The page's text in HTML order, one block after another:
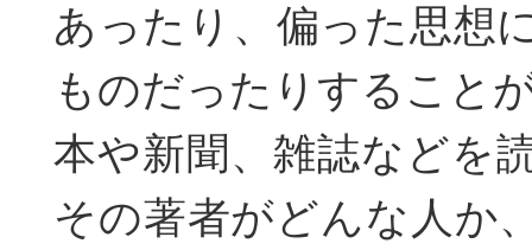
あったり、偏った思想
ものだったりすること
本や新聞、雑誌などを
その著者がどんな人か